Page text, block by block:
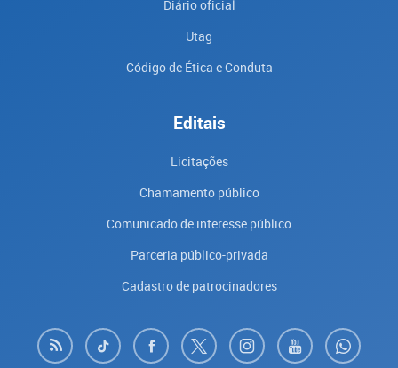
Diário oficial
Utag
Código de Ética e Conduta
Editais
Licitações
Chamamento público
Comunicado de interesse público
Parceria público-privada
Cadastro de patrocinadores